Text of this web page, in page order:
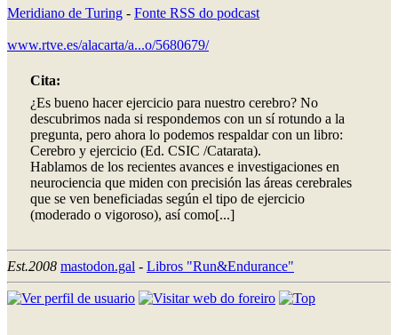
Meridiano de Turing - Fonte RSS do podcast
www.rtve.es/alacarta/a...o/5680679/
Cita:
¿Es bueno hacer ejercicio para nuestro cerebro? No
descubrimos nada si respondemos con un sí rotundo a la
pregunta, pero ahora lo podemos respaldar con un libro:
Cerebro y ejercicio (Ed. CSIC /Catarata).
Hablamos de los recientes avances e investigaciones en
neurociencia que miden con precisión las áreas cerebrales
que se ven beneficiadas según el tipo de ejercicio
(moderado o vigoroso), así como[...]
Est.2008 mastodon.gal - Libros "Run&Endurance"